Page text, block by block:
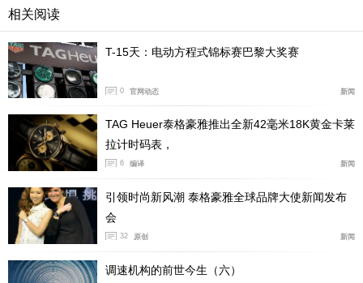
相关阅读
T-15天：电动方程式锦标赛巴黎大奖赛
0 官网动态 新闻
TAG Heuer泰格豪雅推出全新42毫米18K黄金卡莱
拉计时码表，
6 编译 新闻
引领时尚新风潮 泰格豪雅全球品牌大使新闻发布
会
32 原创 新闻
调速机构的前世今生（六）